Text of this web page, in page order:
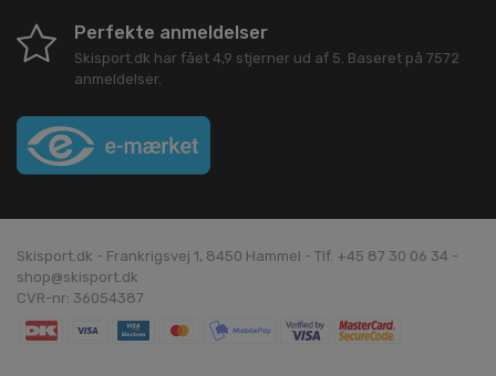
Perfekte anmeldelser
Skisport.dk har fået 4,9 stjerner ud af 5. Baseret på 7572
anmeldelser.
Skisport.dk - Frankrigsvej 1, 8450 Hammel - Tlf. +45 87 30 06 34 -
shop@skisport.dk
CVR-nr: 36054387